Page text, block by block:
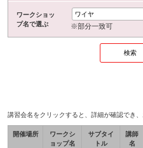
ワークショッ
プ名で選ぶ
※部分一致可
講習会名をクリックすると、詳細が確認でき、
開催場所
ワークシ
ョップ名
サブタイ
トル
講師
名